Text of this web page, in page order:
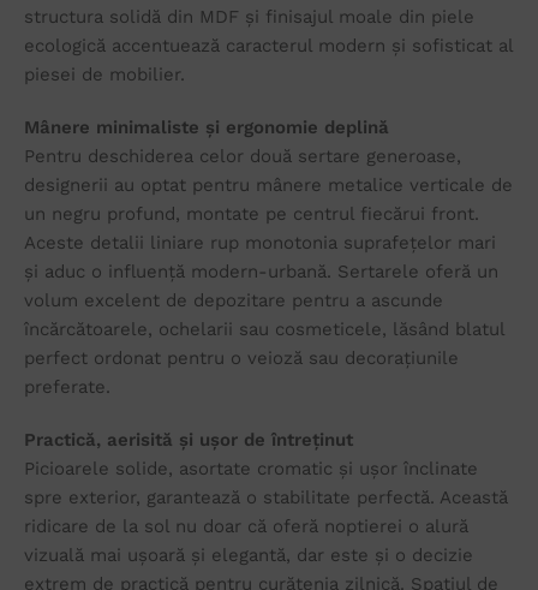
structura solidă din MDF și finisajul moale din piele
ecologică accentuează caracterul modern și sofisticat al
piesei de mobilier.
Mânere minimaliste și ergonomie deplină
Pentru deschiderea celor două sertare generoase,
designerii au optat pentru mânere metalice verticale de
un negru profund, montate pe centrul fiecărui front.
Aceste detalii liniare rup monotonia suprafețelor mari
și aduc o influență modern-urbană. Sertarele oferă un
volum excelent de depozitare pentru a ascunde
încărcătoarele, ochelarii sau cosmeticele, lăsând blatul
perfect ordonat pentru o veioză sau decorațiunile
preferate.
Practică, aerisită și ușor de întreținut
Picioarele solide, asortate cromatic și ușor înclinate
spre exterior, garantează o stabilitate perfectă. Această
ridicare de la sol nu doar că oferă noptierei o alură
vizuală mai ușoară și elegantă, dar este și o decizie
extrem de practică pentru curățenia zilnică. Spațiul de